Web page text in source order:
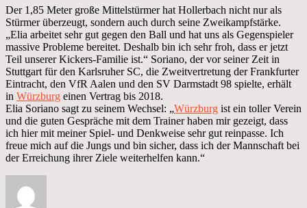
Der 1,85 Meter große Mittelstürmer hat Hollerbach nicht nur als
Stürmer überzeugt, sondern auch durch seine Zweikampfstärke.
„Elia arbeitet sehr gut gegen den Ball und hat uns als Gegenspieler
massive Probleme bereitet. Deshalb bin ich sehr froh, dass er jetzt
Teil unserer Kickers-Familie ist.“ Soriano, der vor seiner Zeit in
Stuttgart für den Karlsruher SC, die Zweitvertretung der Frankfurter
Eintracht, den VfR Aalen und den SV Darmstadt 98 spielte, erhält
in Würzburg einen Vertrag bis 2018.
Elia Soriano sagt zu seinem Wechsel: „Würzburg ist ein toller Verein
und die guten Gespräche mit dem Trainer haben mir gezeigt, dass
ich hier mit meiner Spiel- und Denkweise sehr gut reinpasse. Ich
freue mich auf die Jungs und bin sicher, dass ich der Mannschaft bei
der Erreichung ihrer Ziele weiterhelfen kann.“